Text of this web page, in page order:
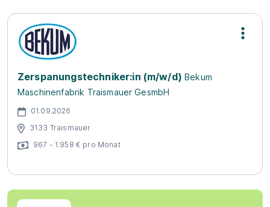
Zerspanungstechniker:in (m/w/d) Bekum
Maschinenfabrik Traismauer GesmbH
01.09.2026
3133 Traismauer
967 - 1.958 € pro Monat